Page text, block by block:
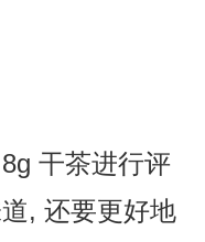
干茶进行评
, 还要更好地